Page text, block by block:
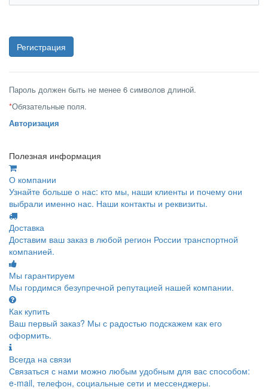
Пароль должен быть не менее 6 символов длиной.
*Обязательные поля.
Авторизация
Полезная информация
О компании
Узнайте больше о нас: кто мы, наши клиенты и почему они
выбрали именно нас. Наши контакты и реквизиты.
Доставка
Доставим ваш заказ в любой регион России транспортной
компанией.
Мы гарантируем
Мы гордимся безупречной репутацией нашей компании.
Как купить
Ваш первый заказ? Мы с радостью подскажем как его
оформить.
Всегда на связи
Связаться с нами можно любым удобным для вас способом:
e-mail, телефон, социальные сети и мессенджеры.